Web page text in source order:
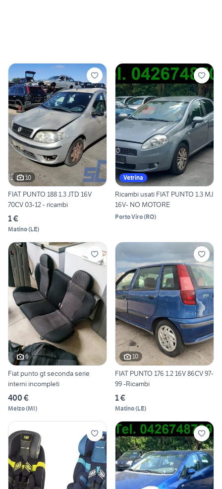
10
FIAT PUNTO 188 1.3 JTD 16V
70CV 03-12 - ricambi
1 €
Matino(LE)
Vetrina
Ricambi usati FIAT PUNTO 1.3 MJ
16V- NO MOTORE
Porto Viro(RO)
6
Fiat punto gt seconda serie
interni incompleti
400 €
Melzo(MI)
10
FIAT PUNTO 176 1.2 16V 86CV 97-
99 -Ricambi
1 €
Matino(LE)